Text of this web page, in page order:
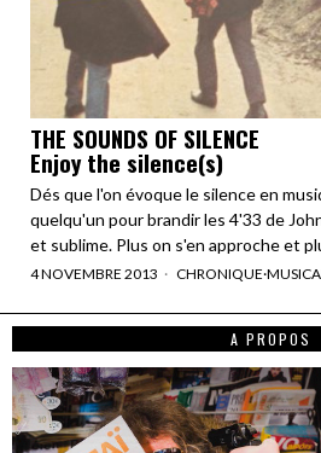
THE SOUNDS OF SILENCE
Enjoy the silence(s)
Dés que l'on évoque le silence en
quelqu'un pour brandir les 4'33 de
et sublime. Plus on s'en approche et
4 NOVEMBRE 2013 CHRONIQUE·
A PROPOS